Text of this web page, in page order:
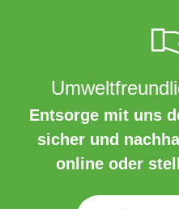
Entsorge mit uns
sicher und
online oder